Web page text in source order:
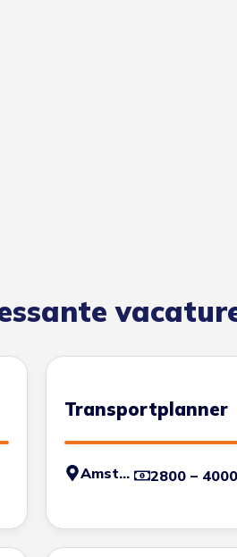
Transportplanner
Amsterdam 2800 – 4000